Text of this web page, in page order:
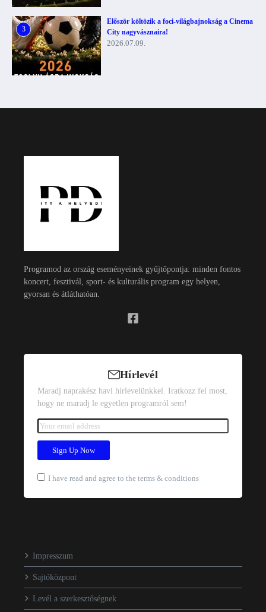
3
Először költözik a foci-világbajnokság a Cinema
City nagyvásznaira!
2026.07.09.
Programod az ország eseményeinek gyűjtőpontja: minden fontos
koncert, fesztivál, sport- és kulturális program egy helyen,
gyorsan és átláthatóan.
Hírlevél
Maradj naprakész havi hírlevelünkkel. Iratkozz fel most,
hogy ne maradj le egyetlen programról sem!
I have read and agree to the terms & conditions
Impresszum
Sajtóközpont
Levél a szerkesztőségnek